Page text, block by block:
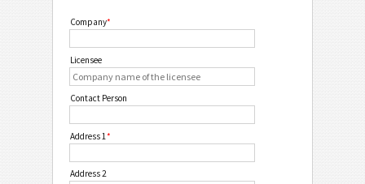
Company*
Licensee
Contact Person
Address 1 *
Address 2